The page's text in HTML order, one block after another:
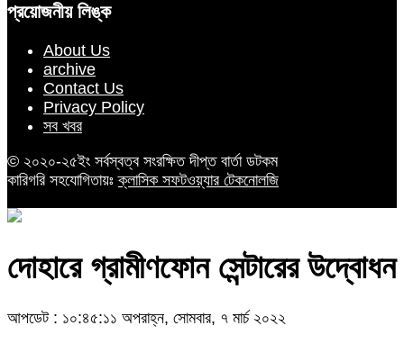
প্রয়োজনীয় লিঙ্ক
About Us
archive
Contact Us
Privacy Policy
সব খবর
© ২০২০-২৫ইং সর্বস্বত্ব সংরক্ষিত দীপ্ত বার্তা ডটকম
কারিগরি সহযোগিতায়ঃক্লাসিক সফটওয়্যার টেকনোলজি
দোহারে গ্রামীণফোন সেন্টারের উদ্বোধন
আপডেট : ১০:৪৫:১১ অপরাহ্ন, সোমবার, ৭ মার্চ ২০২২